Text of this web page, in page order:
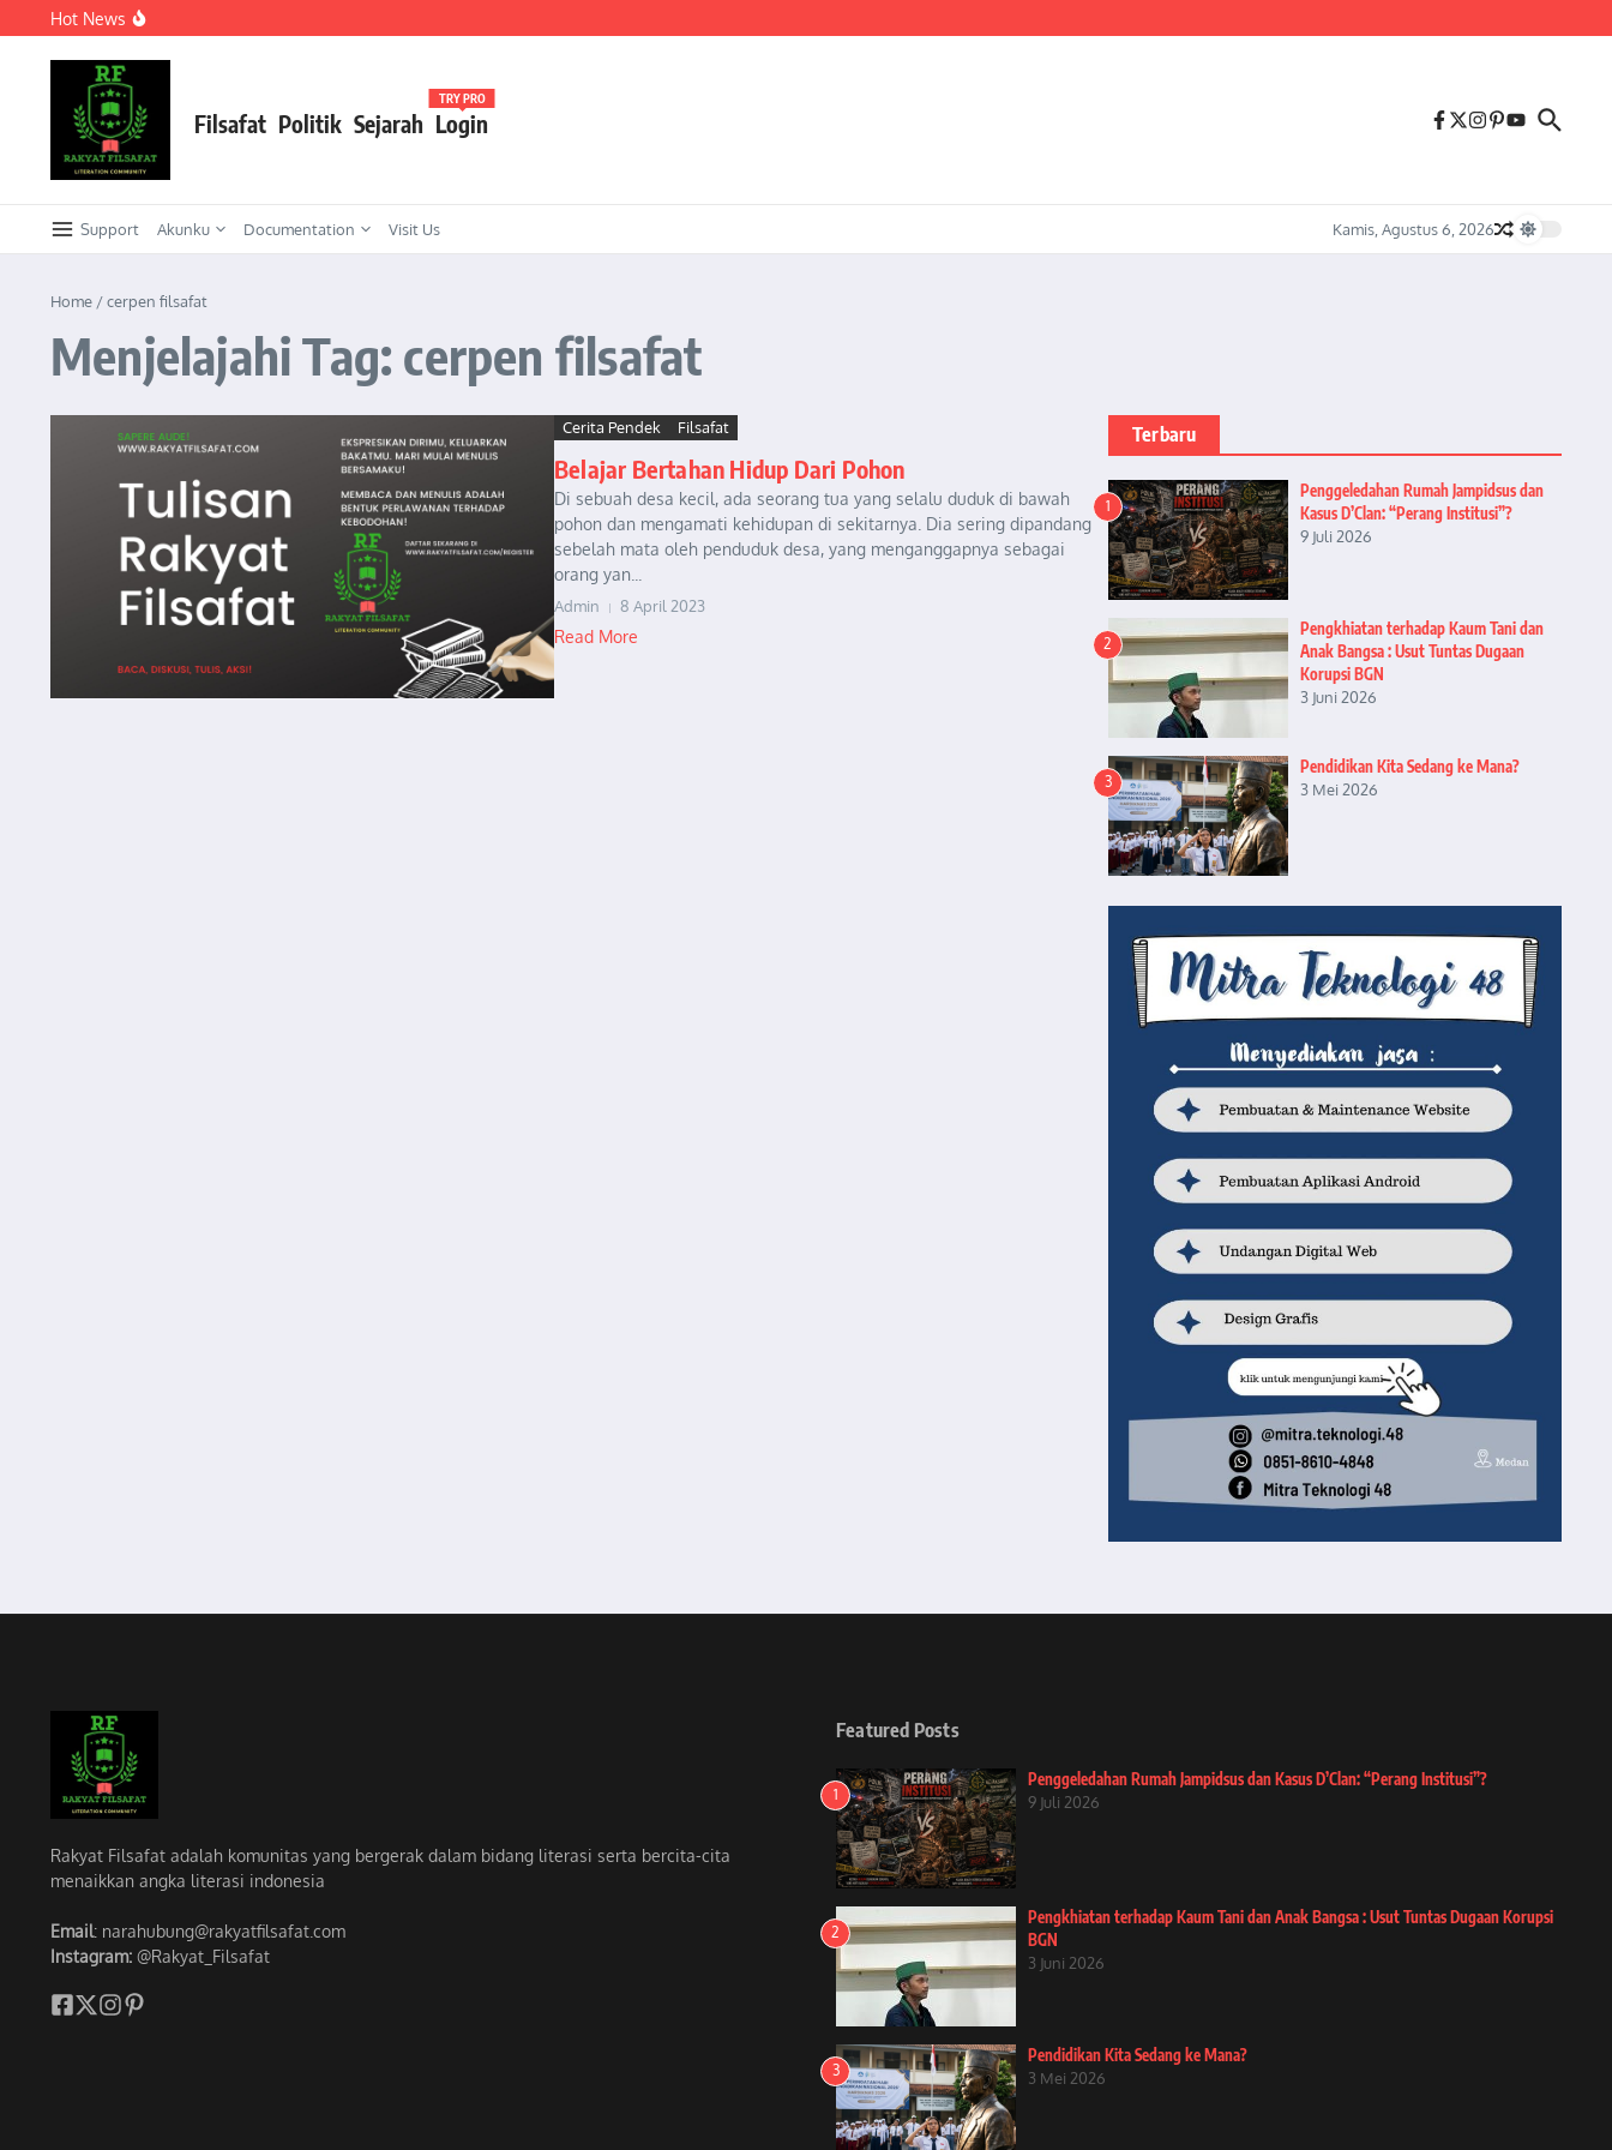
Lewati ke konten
Hot News
KEPEMIMPINAN TRANSFORMASIONAL SEBAGAI STRATEGI ADAPTIF MENGHADAPI PERUBAHAN SOSIAL DI ERA DISRUPSI DIGITAL
Meneguhkan Kepemimpinan Strategis Kader HMI dalam Orkestrasi Pembangunan Nasional yang Progresif dan Berkeadaban: Refleksi atas Kasus Melonjaknya Harga dan Kelangkaan Solar Bersubsidi.
Filsafat Politik Sejarah Login
TRY PRO
Support Akunku Documentation Visit Us Kamis, Agustus 6, 2026
Home /cerpen filsafat
Menjelajahi Tag: cerpen filsafat
Cerita Pendek Filsafat
Belajar Bertahan Hidup Dari Pohon
Di sebuah desa kecil, ada seorang tua yang selalu duduk di bawah
pohon dan mengamati kehidupan di sekitarnya. Dia sering dipandang
sebelah mata oleh penduduk desa, yang menganggapnya sebagai
orang yan...
Admin 8 April 2023
Read More
Terbaru
1
Penggeledahan Rumah Jampidsus dan
Kasus D’Clan: “Perang Institusi”?
9 Juli 2026
2
Pengkhiatan terhadap Kaum Tani dan
Anak Bangsa : Usut Tuntas Dugaan
Korupsi BGN
3 Juni 2026
3
Pendidikan Kita Sedang ke Mana?
3 Mei 2026
Rakyat Filsafat adalah komunitas yang bergerak dalam bidang literasi serta bercita-cita
menaikkan angka literasi indonesia
Email: narahubung@rakyatfilsafat.com
Instagram: @Rakyat_Filsafat
Featured Posts
1
Penggeledahan Rumah Jampidsus dan Kasus D’Clan: “Perang Institusi”?
9 Juli 2026
2
Pengkhiatan terhadap Kaum Tani dan Anak Bangsa : Usut Tuntas Dugaan Korupsi
BGN
3 Juni 2026
3
Pendidikan Kita Sedang ke Mana?
3 Mei 2026